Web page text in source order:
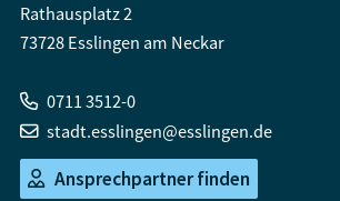
Rathausplatz 2
73728 Esslingen am Neckar
0711 3512-0
stadt.esslingen@esslingen.de
Ansprechpartner finden